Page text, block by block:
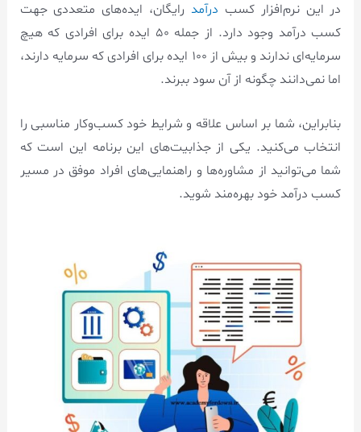
در این نرم‌افزار کسب درآمد رایگان، ایده‌های متعددی جهت
کسب درآمد وجود دارد. از جمله ۵۰ ایده برای افرادی که هیچ
سرمایه‌ای ندارند و بیش از ۱۰۰ ایده برای افرادی که سرمایه دارند،
اما نمی‌دانند چگونه از آن سود ببرند.
بنابراین، شما بر اساس علاقه و شرایط خود کسب‌وکار مناسبی را
انتخاب می‌کنید. یکی از جذابیت‌های این برنامه این است که
شما می‌توانید از مشاوره‌ها و راهنمایی‌های افراد موفق در مسیر
کسب درآمد خود بهره‌مند شوید.